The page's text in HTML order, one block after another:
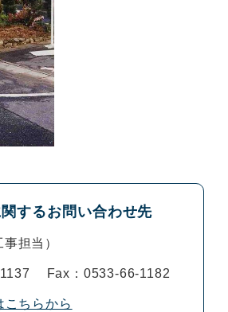
するお問い合わせ先
事担当
Fax：0533-66-1182
こちらから